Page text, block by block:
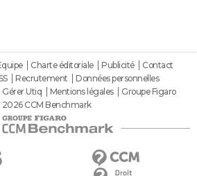
Charte éditoriale Publicité
Contact
Recrutement
Données personnelles
Gérer Utiq Mentions légales
Groupe Figaro
CCM Benchmark